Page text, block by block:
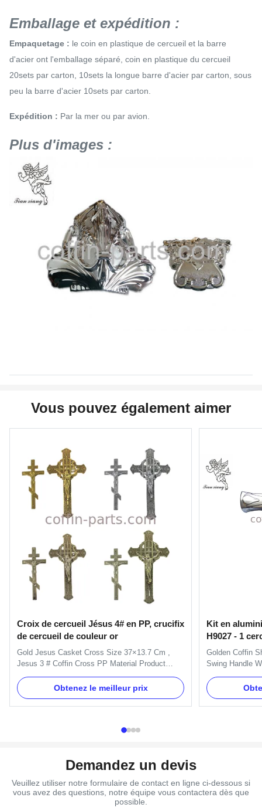
Emballage et expédition :
Empaquetage : le coin en plastique de cercueil et la barre
d'acier ont l'emballage séparé, coin en plastique du cercueil
20sets par carton, 10sets la longue barre d'acier par carton, sous
peu la barre d'acier 10sets par carton.
Expédition : Par la mer ou par avion.
Plus d'images :
Vous pouvez également aimer
Croix de cercueil Jésus 4# en PP, crucifix
de cercueil de couleur or
Gold Jesus Casket Cross Size 37×13.7 Cm ,
Jesus 3 # Coffin Cross PP Material Product
It is used on coffin lid for decorating. Item Name
TX-Jesus 4# , Pale Gold Material Plastic(PP)
Color Gold, silver, copper and as customer's
Obtenez le meilleur prix
Kit en
H9027 - 1
gros
Golden Coffin
Swing Handle
H9027 handle
decorate the
always include
Demandez un devis
Veuillez utiliser notre formulaire de contact en ligne ci-dessous si
vous avez des questions, notre équipe vous contactera dès que
possible.